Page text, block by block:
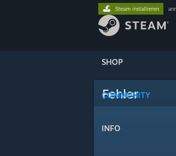
SHOP
COMMUNITY
INFO
Steam installieren
Fehler